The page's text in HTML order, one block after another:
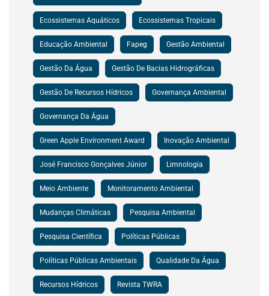
Ecossistemas Aquáticos Ecossistemas Tropicais
Educação Ambiental Fapeg Gestão Ambiental
Gestão Da Água Gestão De Bacias Hidrográficas
Gestão De Recursos Hídricos Governança Ambiental
Governança Da Água
Green Apple Environment Award Inovação Ambiental
José Francisco Gonçalves Júnior Limnologia
Meio Ambiente Monitoramento Ambiental
Mudanças Climáticas Pesquisa Ambiental
Pesquisa Científica Políticas Públicas
Políticas Públicas Ambientais Qualidade Da Água
Recursos Hídricos Revista TWRA